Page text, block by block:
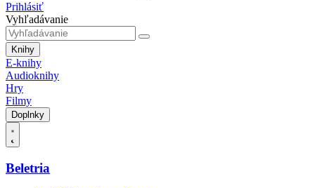
Prihlásiť
Vyhľadávanie
Knihy
E-knihy
Audioknihy
Hry
Filmy
Doplnky
Beletria